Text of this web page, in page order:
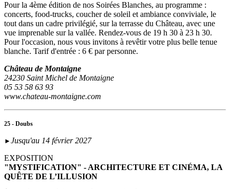
Pour la 4ème édition de nos Soirées Blanches, au programme :
concerts, food-trucks, coucher de soleil et ambiance conviviale, le
tout dans un cadre privilégié, sur la terrasse du Château, avec une
vue imprenable sur la vallée. Rendez-vous de 19 h 30 à 23 h 30.
Pour l'occasion, nous vous invitons à revêtir votre plus belle tenue
blanche. Tarif d'entrée : 6 € par personne.
Château de Montaigne
24230 Saint Michel de Montaigne
05 53 58 63 93
www.chateau-montaigne.com
25 - Doubs
► Jusqu'au 14 février 2027
EXPOSITION
"MYSTIFICATION" - ARCHITECTURE ET CINÉMA, LA
QUÊTE DE L’ILLUSION